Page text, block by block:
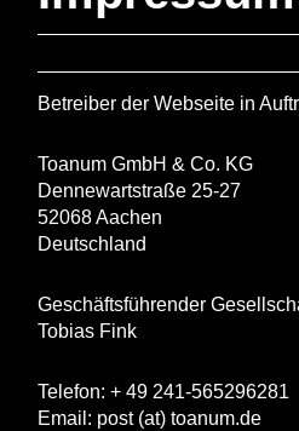
Betreiber der Webseite in
Toanum GmbH & Co. KG
Dennewartstraße 25-27
52068 Aachen
Deutschland
Geschäftsführender
Tobias Fink
Telefon: + 49 241-565296281
Email: post (at) toanum.de